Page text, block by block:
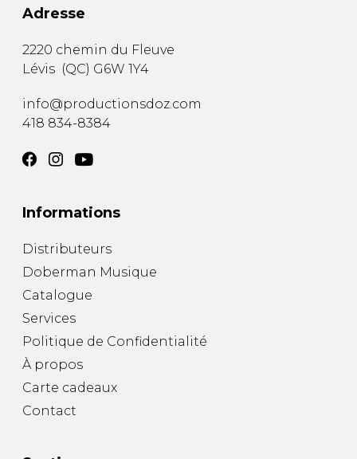
Adresse
2220 chemin du Fleuve
Lévis (QC) G6W 1Y4
info@productionsdoz.com
418 834-8384
Informations
Distributeurs
Doberman Musique
Catalogue
Services
Politique de Confidentialité
À propos
Carte cadeaux
Contact